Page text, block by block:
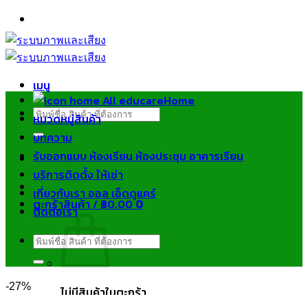
ข้าม
ไป
ยัง
เมนู
ค้นหา:
ตะกร้าสินค้า /฿0.000
ไม่มีสินค้าในตะกร้า
Home
หมวดหมู่สินค้า
บทความ
รับออกแบบ ห้องเรียน ห้องประชุม อาคารเรียน
บริการติดตั้ง ให้เช่า
เกี่ยวกับเรา ออล เอ็ดดูแคร์
ติดต่อเรา
ค้นหา:
-27%